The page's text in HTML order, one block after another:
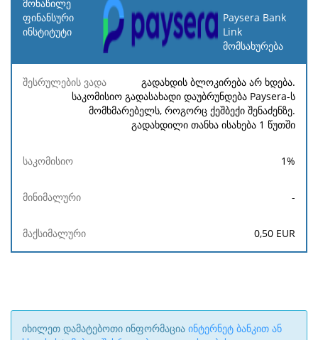
მონაწილე
ფინანსური
ინსტიტუტი
შესრულების
ვადა
Paysera Bank
Link
მომსახურება
გადახდის ბლოკირება არ ხდება.
საკომისიო გადასახადი დაუბრუნდება Paysera-ს
მომხმარებელს, როგორც ქეშბექი შენაძენზე.
გადახდილი თანხა ისახება 1 წუთში
1%
-
0,50 EUR
იხილეთ დამატებოთი ინფორმაცია ინტერნეტ ბანკით ან